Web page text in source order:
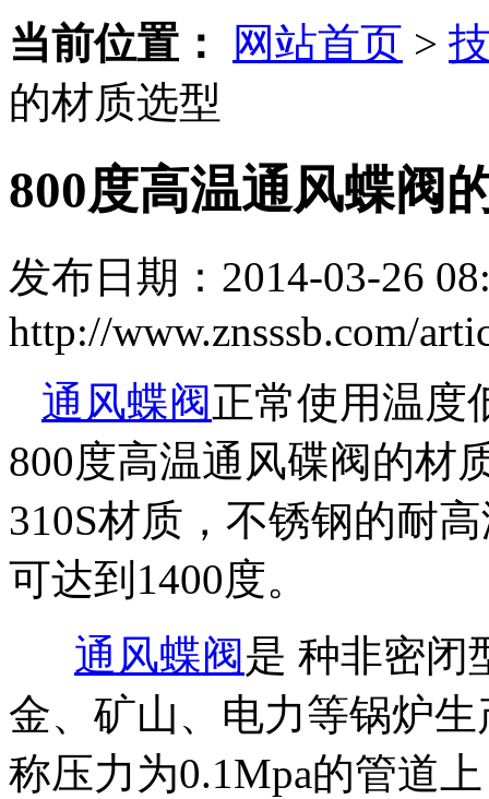
当前位置： 网站首页 >
的材质选型
800度高温通风蝶阀
发布日期：2014-03-26
http://www.znsssb.com/
通风蝶阀正常使用温度
800度高温通风碟阀的材
310S材质，不锈钢的耐
可达到1400度。
通风蝶阀是 种非密闭
金、矿山、电力等锅炉
称压力为0.1Mpa的管道